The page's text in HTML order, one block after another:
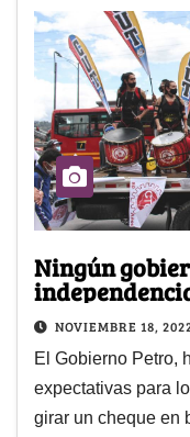
Ningún
NOVIEMBRE 18,
El Gobierno Petro,
expectativas para
girar un cheque en